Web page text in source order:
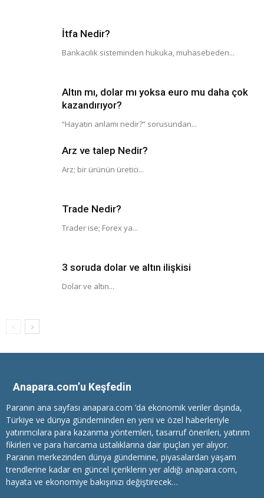
İtfa Nedir?
Bankacılık sisteminden hukuka, muhasebeden...
Altın mı, dolar mı yoksa euro mu daha çok
kazandırıyor?
“Hayatın anlamı nedir?” sorusundan...
Arz ve talep Nedir?
Arz; bir ürünün üretici...
Trade Nedir?
Trader ise; Forex ya...
3 soruda dolar ve altın ilişkisi
Dolar ve altın...
Anapara.com’u Keşfedin
Paranın ana sayfası anapara.com ’da ekonomik veriler dışında,
Türkiye ve dünya gündeminden en yeni ve özel haberleriyle
yatırımcılara para kazanma yöntemleri, tasarruf önerileri, yatırım
fikirleri ve para harcama ustalıklarına dair ipuçları yer alıyor.
Paranın merkezinden dünya gündemine, piyasalardan yaşam
trendlerine kadar en güncel içeriklerin yer aldığı anapara.com,
hayata ve ekonomiye bakışınızı değiştirecek…